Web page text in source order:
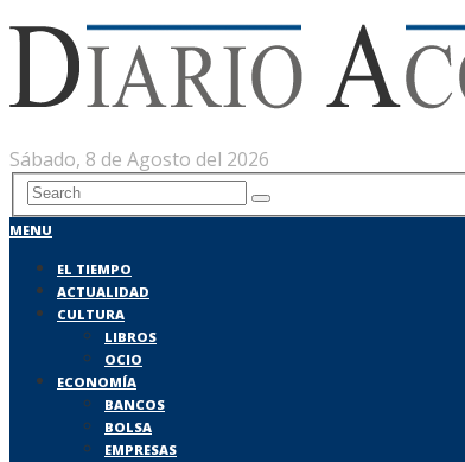
Sábado, 8 de Agosto del 2026
MENU
EL TIEMPO
ACTUALIDAD
CULTURA
LIBROS
OCIO
ECONOMÍA
BANCOS
BOLSA
EMPRESAS